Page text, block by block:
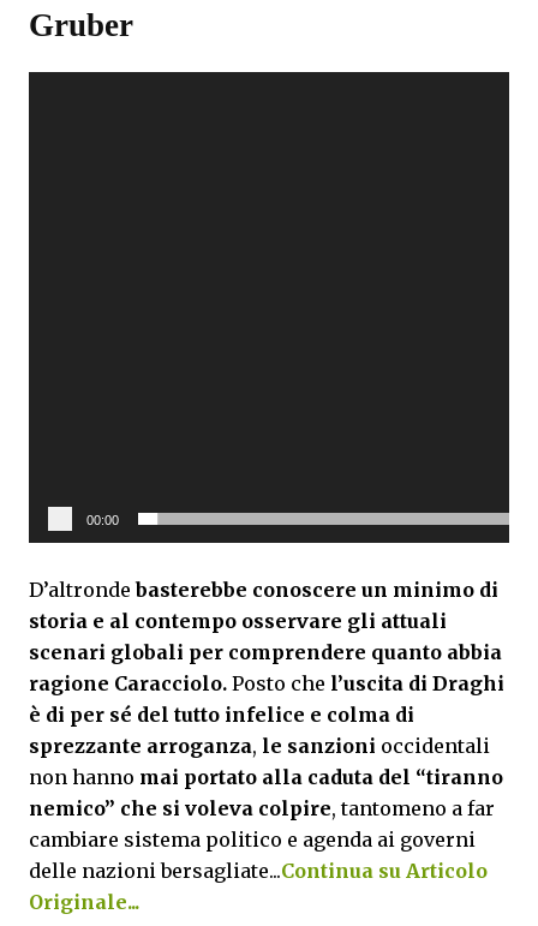
Gruber
00:00
D’altrondebasterebbe conoscere un minimo di
storia e al contempo osservare gli attuali
scenari globali per comprendere quanto abbia
ragione Caracciolo. Posto che l’uscita di Draghi
è di per sé del tutto infelice e colma di
sprezzante arroganza, le sanzioni occidentali
non hanno mai portato alla caduta del “tiranno
nemico” che si voleva colpire, tantomeno a far
cambiare sistema politico e agenda ai governi
delle nazioni bersagliate...Continua su Articolo
Originale...